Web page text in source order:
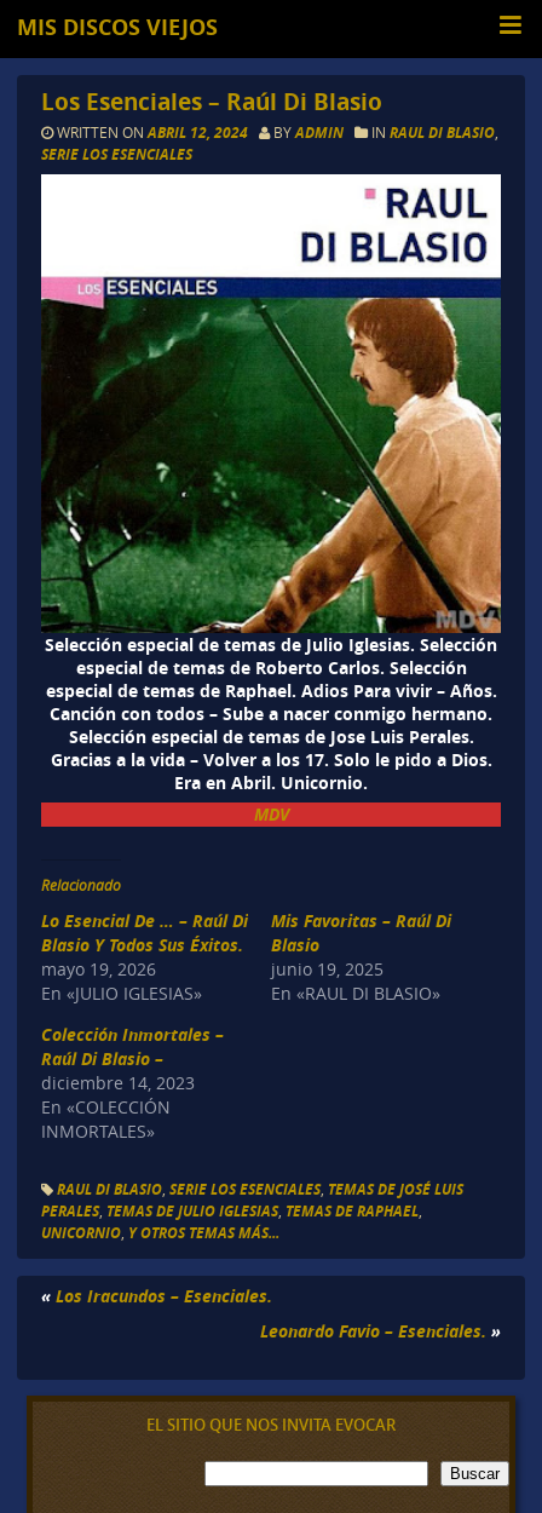
MIS DISCOS VIEJOS
Los Esenciales – Raúl Di Blasio
WRITTEN ON ABRIL 12, 2024 BYADMIN IN RAUL DI BLASIO,
SERIE LOS ESENCIALES
Selección especial de temas de Julio Iglesias. Selección
especial de temas de Roberto Carlos. Selección
especial de temas de Raphael. Adios Para vivir – Años.
Canción con todos – Sube a nacer conmigo hermano.
Selección especial de temas de Jose Luis Perales.
Gracias a la vida – Volver a los 17. Solo le pido a Dios.
Era en Abril. Unicornio.
MDV
Relacionado
Lo Esencial De … – Raúl Di
Blasio Y Todos Sus Éxitos.
mayo 19, 2026
En «JULIO IGLESIAS»
Mis Favoritas – Raúl Di
Blasio
junio 19, 2025
En «RAUL DI BLASIO»
Colección Inmortales –
Raúl Di Blasio –
diciembre 14, 2023
En «COLECCIÓN
INMORTALES»
RAUL DI BLASIO, SERIE LOS ESENCIALES, TEMAS DE JOSÉ LUIS
PERALES, TEMAS DE JULIO IGLESIAS, TEMAS DE RAPHAEL,
UNICORNIO, Y OTROS TEMAS MÁS...
« Los Iracundos – Esenciales.
Leonardo Favio – Esenciales. »
EL SITIO QUE NOS INVITA EVOCAR
B
u
Buscar